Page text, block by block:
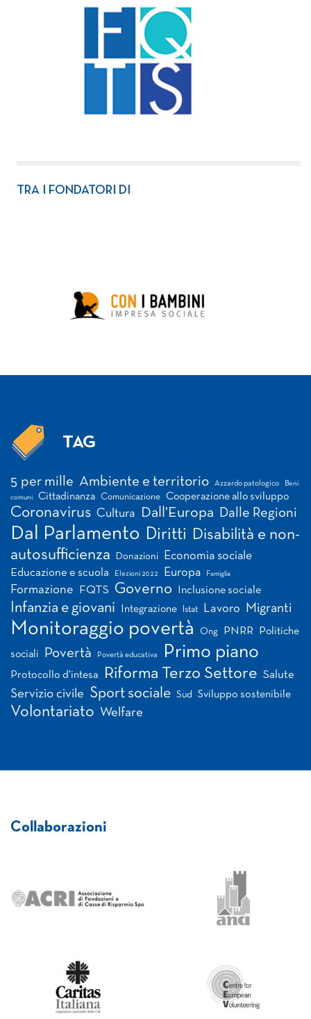
TRA I FONDATORI DI
TAG
5 per mille Ambiente e territorio Azzardo patologico Beni
comuni Cittadinanza Comunicazione Cooperazione allo sviluppo
Coronavirus Cultura Dall'Europa Dalle Regioni
Dal Parlamento Diritti Disabilità e non-
autosufficienza
Donazioni Economia sociale
Educazione e scuola Elezioni 2022 Europa Famiglia
Formazione FQTS Governo Inclusione sociale
Infanzia e giovani Integrazione Istat Lavoro Migranti
Monitoraggio povertà Ong PNRR Politiche
sociali Povertà Povertà educativa Primo piano
Protocollo d'intesa Riforma Terzo Settore Salute
Servizio civile Sport sociale Sud Sviluppo sostenibile
Volontariato Welfare
Collaborazioni